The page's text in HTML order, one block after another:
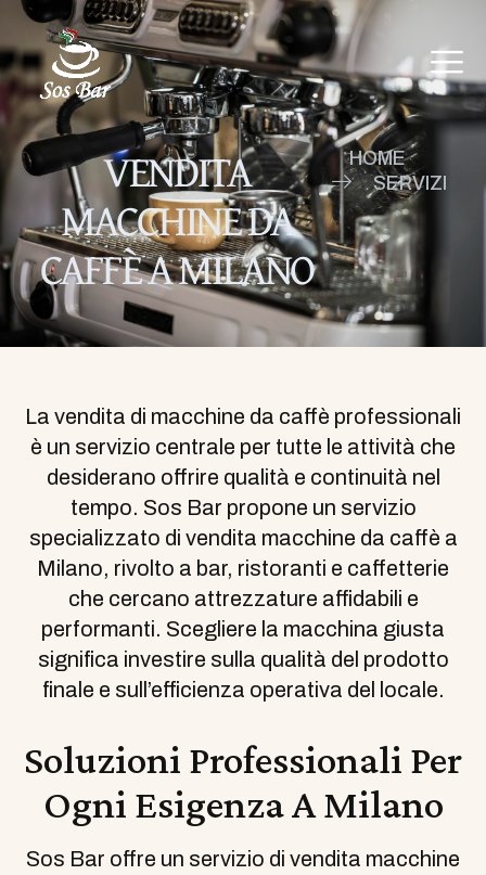
VENDITA
MACCHINE DA
CAFFÈ A MILANO
HOME
SERVIZI
La vendita di macchine da caffè professionali
è un servizio centrale per tutte le attività che
desiderano offrire qualità e continuità nel
tempo. Sos Bar propone un servizio
specializzato di vendita macchine da caffè a
Milano, rivolto a bar, ristoranti e caffetterie
che cercano attrezzature affidabili e
performanti. Scegliere la macchina giusta
significa investire sulla qualità del prodotto
finale e sull’efficienza operativa del locale.
Soluzioni Professionali Per
Ogni Esigenza A Milano
Sos Bar offre un servizio di vendita macchine